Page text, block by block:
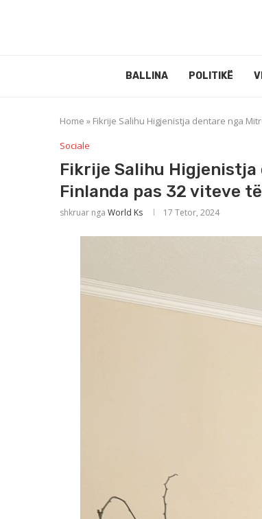
BALLINA POLITIKË
Home » Fikrije Salihu Higjenistja dentare nga
Sociale
Fikrije Salihu
Finlanda pas 32 viteve
shkruar nga World Ks 17 Tetor, 2024